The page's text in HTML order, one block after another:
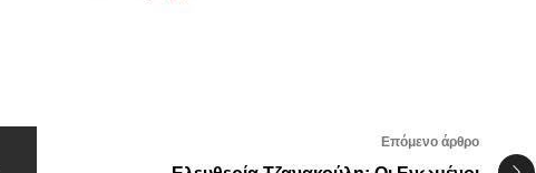
Επόμενο άρθρο